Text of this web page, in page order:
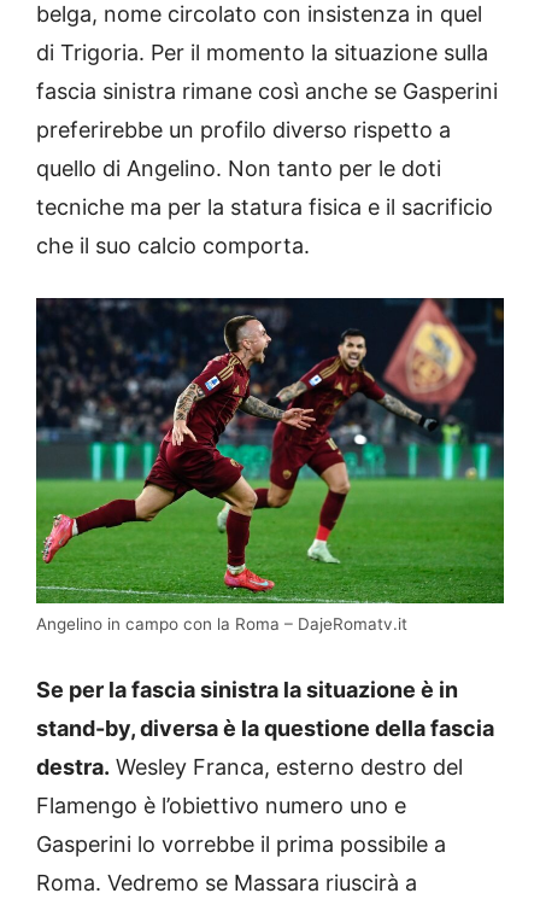
belga, nome circolato con insistenza in quel
di Trigoria. Per il momento la situazione sulla
fascia sinistra rimane così anche se Gasperini
preferirebbe un profilo diverso rispetto a
quello di Angelino. Non tanto per le doti
tecniche ma per la statura fisica e il sacrificio
che il suo calcio comporta.
Angelino in campo con la Roma – DajeRomatv.it
Se per la fascia sinistra la situazione è in
stand-by, diversa è la questione della fascia
destra. Wesley Franca, esterno destro del
Flamengo è l’obiettivo numero uno e
Gasperini lo vorrebbe il prima possibile a
Roma. Vedremo se Massara riuscirà a